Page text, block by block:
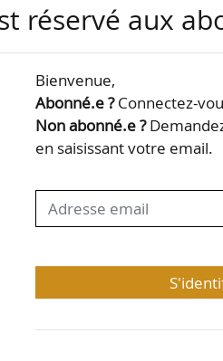
propriétaires
répertoriés (60
concernés feront
réservé aux
Bienvenue,
Abonné.e ?Connectez-
Non abonné.e ?
en saisissant votre email.